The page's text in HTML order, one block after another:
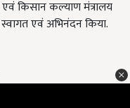
किसान कल्याण मंत्रालय
एवं अभिनंदन किया.